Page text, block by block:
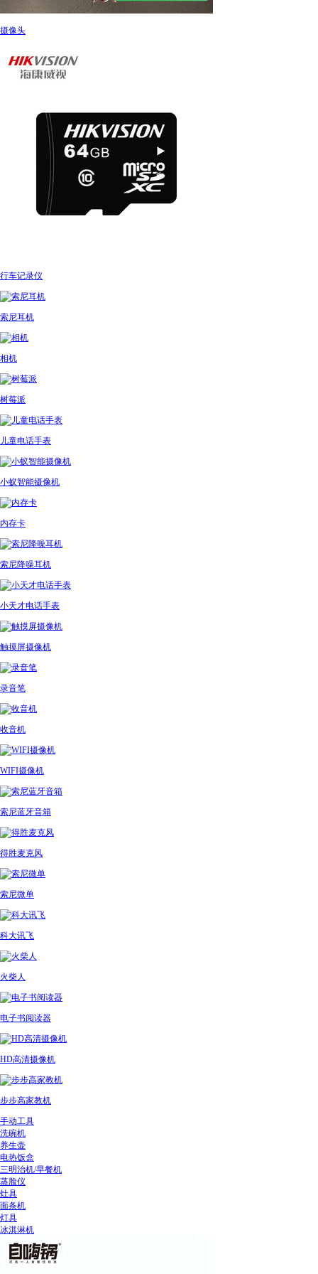
摄像头
行车记录仪
索尼耳机
相机
树莓派
儿童电话手表
小蚁智能摄像机
内存卡
索尼降噪耳机
小天才电话手表
触摸屏摄像机
录音笔
收音机
WIFI摄像机
索尼蓝牙音箱
得胜麦克风
索尼微单
科大讯飞
火柴人
电子书阅读器
HD高清摄像机
步步高家教机
手动工具
洗碗机
养生壶
电热饭盒
三明治机/早餐机
蒸脸仪
灶具
面条机
灯具
冰淇淋机